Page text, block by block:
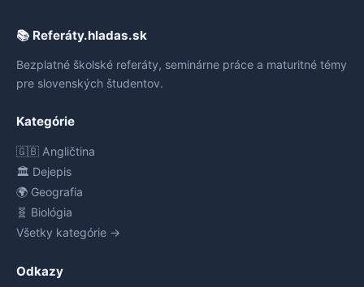
📚 Referáty.hladas.sk
Bezplatné školské referáty, seminárne práce a maturitné témy
pre slovenských študentov.
Kategórie
🇬🇧 Angličtina
🏛️ Dejepis
🌍 Geografia
🧬 Biológia
Všetky kategórie →
Odkazy